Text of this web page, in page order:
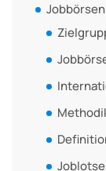
Jobbörsen
Joblotse